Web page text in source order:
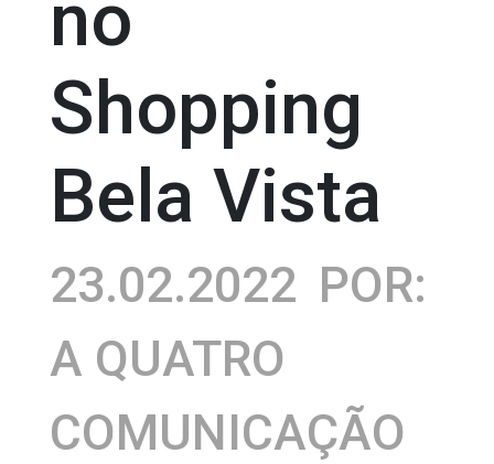
no
Shopping
Bela Vista
23.02.2022 POR:
A QUATRO
COMUNICAÇÃO